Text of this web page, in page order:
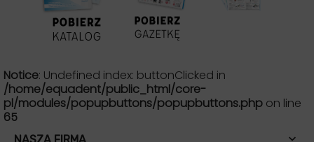
Notice: Undefined index: buttonClicked in
/home/equadent/public_html/core-
pl/modules/popupbuttons/popupbuttons.php on line
65
NASZA FIRMA 